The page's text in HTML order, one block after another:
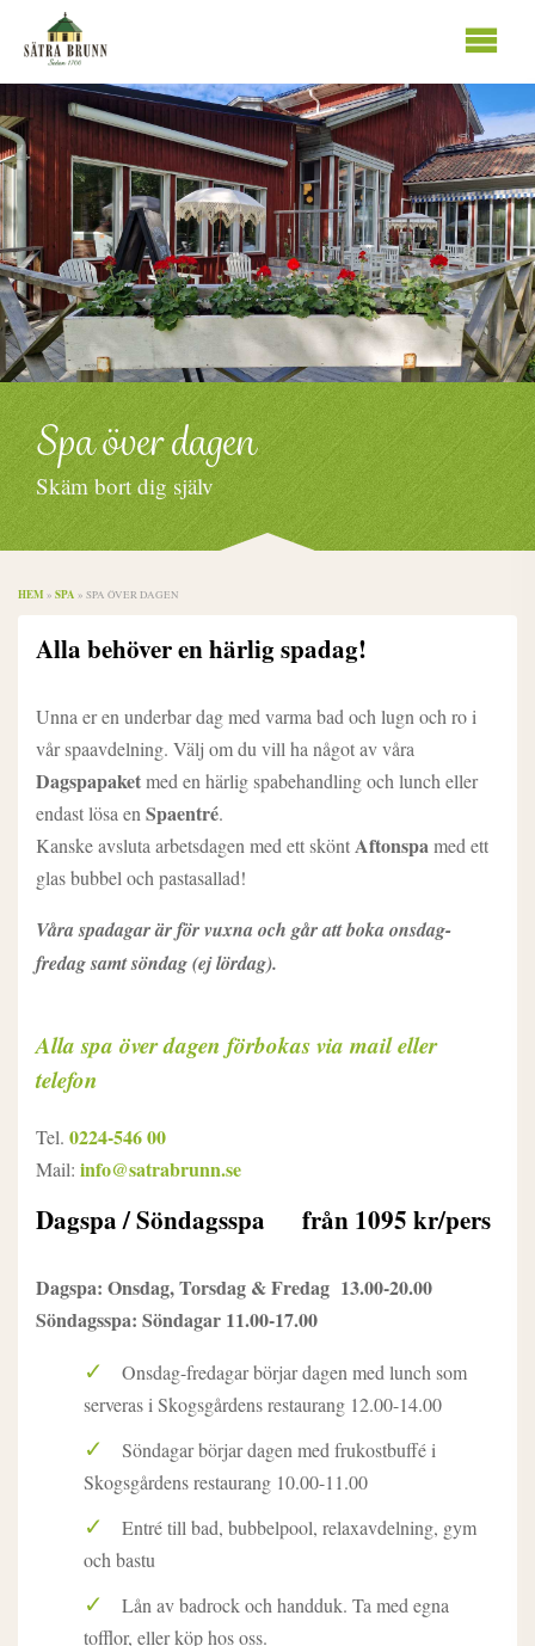
innhold
Spa över dagen
Skäm bort dig själv
HEM » SPA » SPA ÖVER DAGEN
Alla behöver en härlig spadag!
Unna er en underbar dag med varma bad och lugn och ro i
vår spaavdelning. Välj om du vill ha något av våra
Dagspapaketmed en härlig spabehandling och lunch eller
endast lösa en Spaentré.
Kanske avsluta arbetsdagen med ett sköntAftonspamed ett
glas bubbel och pastasallad!
Våra spadagar är för vuxna och går att boka onsdag-
fredag samt söndag (ej lördag).
Alla spa över dagen förbokas via mail eller
telefon
Tel. 0224-546 00
Mail: info@satrabrunn.se
Dagspa / Söndagsspa från 1095 kr/pers
Dagspa: Onsdag, Torsdag & Fredag 13.00-20.00
Söndagsspa: Söndagar 11.00-17.00
Onsdag-fredagar börjar dagen med lunch som
serveras i Skogsgårdens restaurang 12.00-14.00
Söndagar börjar dagen med frukostbuffé i
Skogsgårdens restaurang 10.00-11.00
Entré till bad, bubbelpool, relaxavdelning, gym
och bastu
Lån av badrock och handduk. Ta med egna
tofflor, eller köp hos oss.